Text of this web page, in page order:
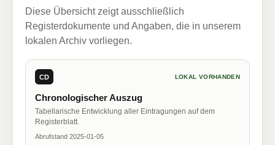
Diese Übersicht zeigt ausschließlich
Registerdokumente und Angaben, die in unserem
lokalen Archiv vorliegen.
CD LOKAL VORHANDEN
Chronologischer Auszug
Tabellarische Entwicklung aller Eintragungen auf dem
Registerblatt.
Abrufstand 2025-01-05